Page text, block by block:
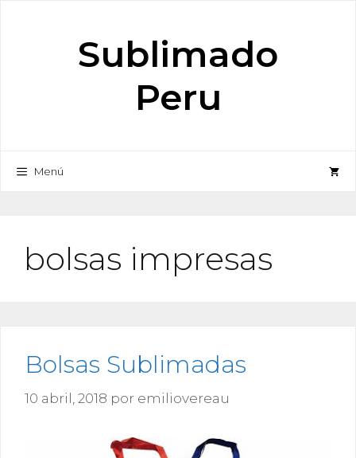
Sublimado
Peru
Menú
bolsas impresas
Bolsas Sublimadas
10 abril, 2018 por emiliovereau